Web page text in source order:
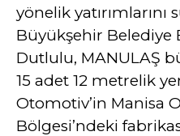
YAZI DİZİSİ
YAZARLAR
yönelik
Büyükşehir Belediye
Dutlulu, MANULAŞ
15 adet 12 metrelik
Otomotiv’in Manisa
Bölgesi’ndeki